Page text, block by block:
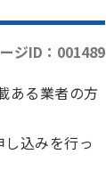
ジID：001489
ある業者の方
込みを行っ